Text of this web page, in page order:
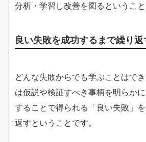
分析・学習し改善を図るということ
良い失敗を成功するまで繰り返
どんな失敗からでも学ぶことはで
は仮説や検証すべき事柄を明らか
することで得られる「良い失敗」
返すということです。